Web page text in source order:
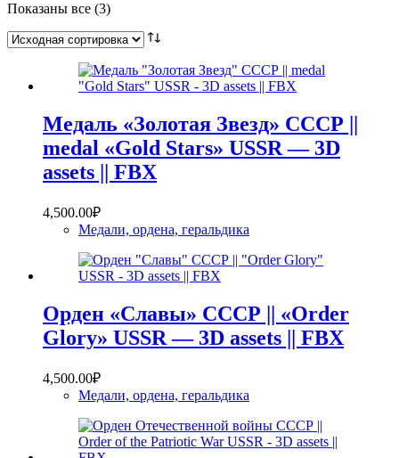
Показаны все (3)
Медаль «Золотая Звезд» СССР ||
medal «Gold Stars» USSR — 3D
assets || FBX
4,500.00₽
Медали, ордена, геральдика
Орден «Славы» СССР || «Order
Glory» USSR — 3D assets || FBX
4,500.00₽
Медали, ордена, геральдика